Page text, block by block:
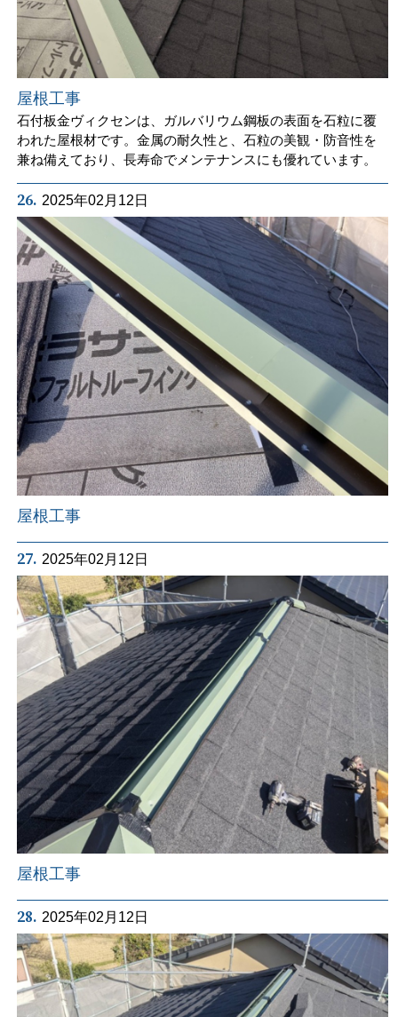
屋根工事
石付板金ヴィクセンは、ガルバリウム鋼板の表面を石粒に覆
われた屋根材です。金属の耐久性と、石粒の美観・防音性を
兼ね備えており、長寿命でメンテナンスにも優れています。
26. 2025年02月12日
屋根工事
27. 2025年02月12日
屋根工事
28. 2025年02月12日